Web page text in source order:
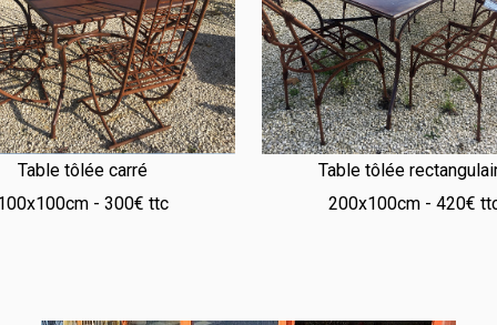
Table tôlée carré
- 300€ ttc
Table tôlée
200x100cm - 420€